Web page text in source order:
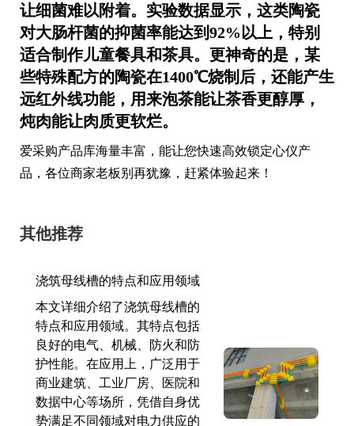
让细菌难以附着。实验数据显示，这类陶瓷
对大肠杆菌的抑菌率能达到92%以上，特别
适合制作儿童餐具和茶具。更神奇的是，某
些特殊配方的陶瓷在1400℃烧制后，还能产生
远红外线功能，用来泡茶能让茶香更醇厚，
炖肉能让肉质更软烂。
爱采购产品库海量丰富，能让您快速高效锁定心仪产
品，各位商家老板别再犹豫，赶紧体验起来！
其他推荐
浇筑母线槽的特点和应用领域
本文详细介绍了浇筑母线槽的
特点和应用领域。其特点包括
良好的电气、机械、防火和防
护性能。在应用上，广泛用于
商业建筑、工业厂房、医院和
数据中心等场所，凭借自身优
势满足不同领域对电力供应的